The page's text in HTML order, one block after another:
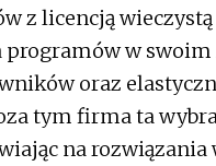
z licencją
w swoim
oraz
tym firma ta
na rozwiązania